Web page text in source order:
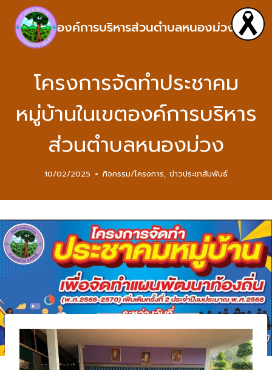
องค์การบริหารส่วนตำบลหนองม่วง
โครงการจัดทำประชาคม
หมู่บ้านในเขตองค์การบริหาร
ส่วนตำบลหนองม่วง
10/02/2025 กิจกรรม/โครงการ, ข่าวประชาสัมพันธ์